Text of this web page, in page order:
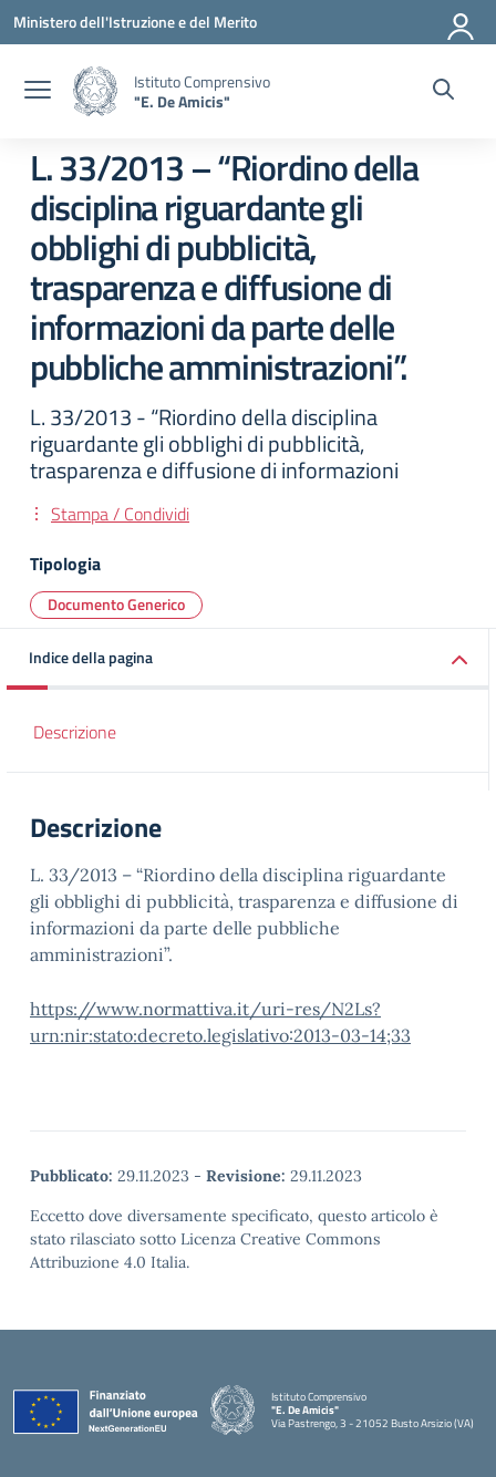
Vai ai contenuti
Vai al menu di navigazione
Vai al footer
Ministero dell'Istruzione e del Merito
Istituto Comprensivo
"E. De Amicis"
L. 33/2013 – “Riordino della
disciplina riguardante gli
obblighi di pubblicità,
trasparenza e diffusione di
informazioni da parte delle
pubbliche amministrazioni”.
L. 33/2013 - “Riordino della disciplina
riguardante gli obblighi di pubblicità,
trasparenza e diffusione di informazioni
Stampa / Condividi
Tipologia
Documento Generico
Indice della pagina
Descrizione
Descrizione
L. 33/2013 – “Riordino della disciplina riguardante
gli obblighi di pubblicità, trasparenza e diffusione di
informazioni da parte delle pubbliche
amministrazioni”.
https://www.normattiva.it/uri-res/N2Ls?
urn:nir:stato:decreto.legislativo:2013-03-14;33
Pubblicato: 29.11.2023 - Revisione: 29.11.2023
Eccetto dove diversamente specificato, questo articolo è
stato rilasciato sotto Licenza Creative Commons
Attribuzione 4.0 Italia.
Istituto Comprensivo
"E. De Amicis"
Via Pastrengo, 3 - 21052 Busto Arsizio (VA)